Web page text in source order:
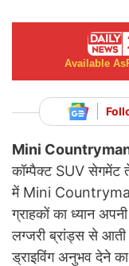
Available As
Mini
कॉम्पैक्ट SUV सेगमेंट
में Mini
ग्राहकों का ध्यान
लग्जरी ब्रांड्स से
ड्राइविंग अनुभव देने का